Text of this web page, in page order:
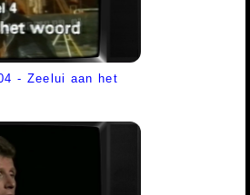
- Zeelui aan het